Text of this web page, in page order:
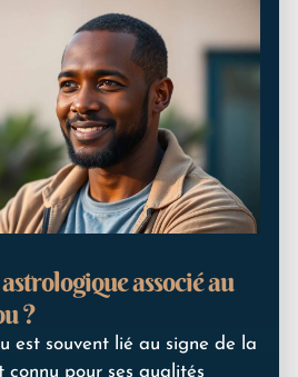
associé au
?
est souvent lié au signe de la
connu pour ses qualités